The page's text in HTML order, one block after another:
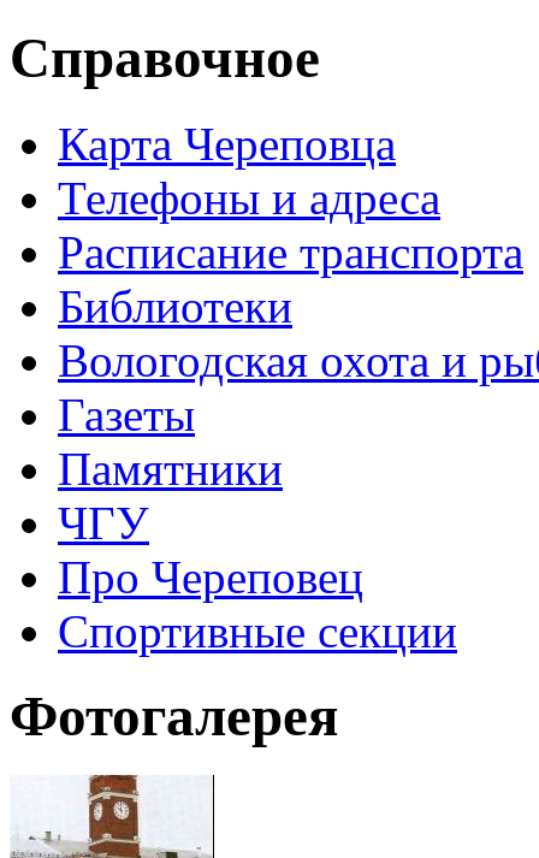
Справочное
Карта Череповца
Телефоны и адреса
Расписание транспорта
Библиотеки
Вологодская охота и
Газеты
Памятники
ЧГУ
Про Череповец
Спортивные секции
Фотогалерея